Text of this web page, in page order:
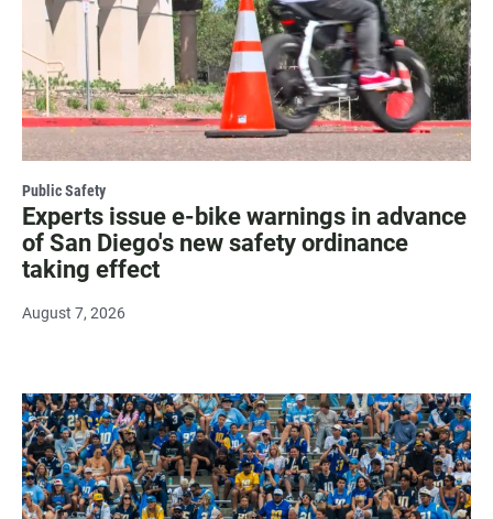
Public Safety
Experts issue e-bike warnings in advance
of San Diego's new safety ordinance
taking effect
August 7, 2026